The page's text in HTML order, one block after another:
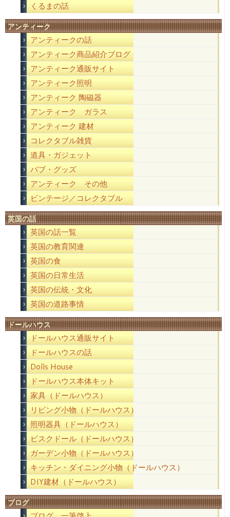
くるまの話
アンティーク
アンティークの話
アンティーク商品紹介ブログ
アンティーク通販サイト
アンティーク照明
アンティーク 陶磁器
アンティーク ガラス
アンティーク 建材
コレクタブル雑貨
道具・ガジェット
パブ・グッズ
アンティーク その他
ビンテージ／コレクタブル
英国の話
英国の話一覧
英国の教育関連
英国の食
英国の日常生活
英国の伝統・文化
英国の道路事情
ドールハウス
ドールハウス通販サイト
ドールハウスの話
Dolls House
ドールハウス本体キット
家具（ドールハウス）
リビング小物（ドールハウス）
照明器具（ドールハウス）
ビスクドール（ドールハウス）
ガーデン小物（ドールハウス）
キッチン・ダイニング小物（ドールハウス）
DIY建材（ドールハウス）
ブログ